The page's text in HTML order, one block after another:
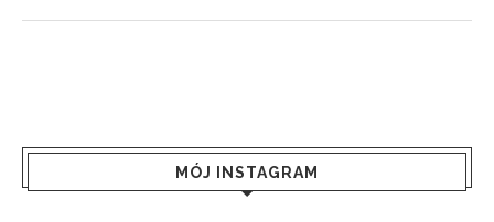
MÓJ INSTAGRAM